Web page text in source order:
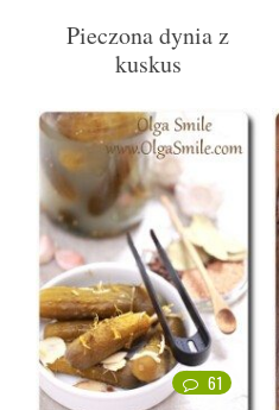
Pieczona dynia z
kuskus
61